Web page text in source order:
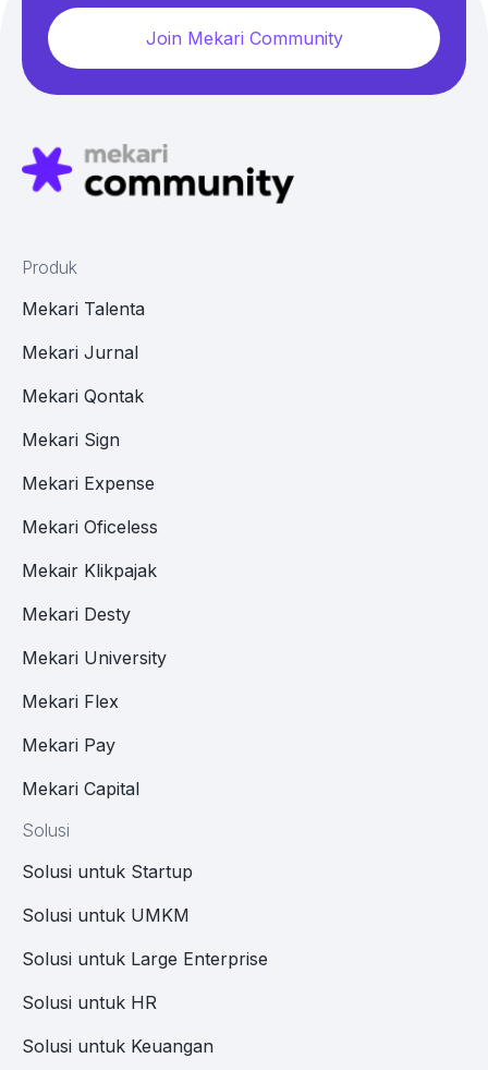
Join Mekari Community
Produk
Mekari Talenta
Mekari Jurnal
Mekari Qontak
Mekari Sign
Mekari Expense
Mekari Oficeless
Mekair Klikpajak
Mekari Desty
Mekari University
Mekari Flex
Mekari Pay
Mekari Capital
Solusi
Solusi untuk Startup
Solusi untuk UMKM
Solusi untuk Large Enterprise
Solusi untuk HR
Solusi untuk Keuangan